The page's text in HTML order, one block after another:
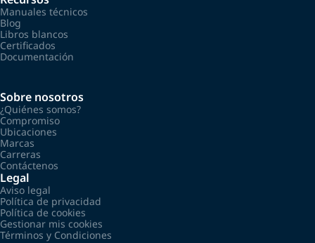
Manuales técnicos
Blog
Libros blancos
Certificados
Documentación
Sobre nosotros
¿Quiénes somos?
Compromiso
Ubicaciones
Marcas
Carreras
Contáctenos
Legal
Aviso legal
Política de privacidad
Política de cookies
Gestionar mis cookies
Términos y Condiciones